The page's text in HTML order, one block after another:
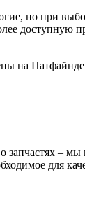
но при
доступную
на
запчастях – мы
для